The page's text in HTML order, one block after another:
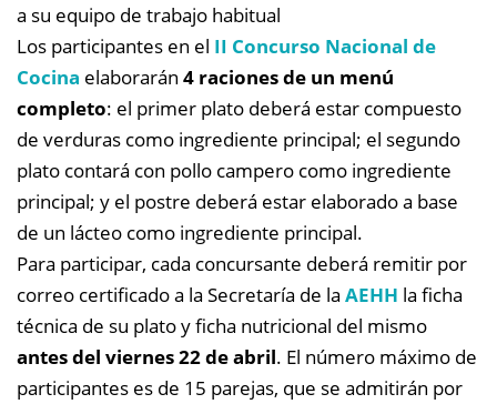
a su equipo de trabajo habitual
Los participantes en el II Concurso Nacional de
Cocina elaborarán 4 raciones de un menú
completo: el primer plato deberá estar compuesto
de verduras como ingrediente principal; el segundo
plato contará con pollo campero como ingrediente
principal; y el postre deberá estar elaborado a base
de un lácteo como ingrediente principal.
Para participar, cada concursante deberá remitir por
correo certificado a la Secretaría de la AEHH la ficha
técnica de su plato y ficha nutricional del mismo
antes del viernes 22 de abril. El número máximo de
participantes es de 15 parejas, que se admitirán por